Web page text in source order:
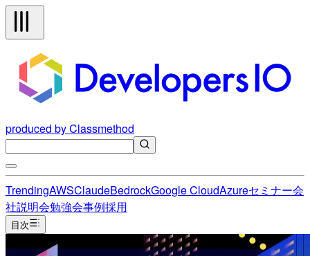
produced by Classmethod
TrendingAWSClaudeBedrockGoogle CloudAzureセミナー会
社説明会勉強会事例採用
目次